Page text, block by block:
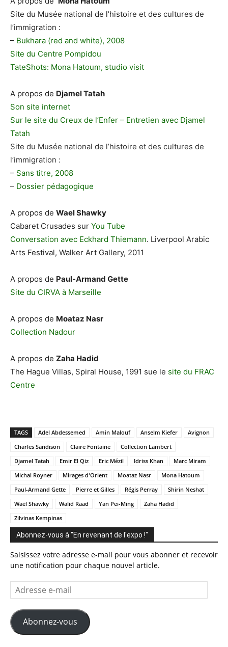
Site du Musée national de l’histoire et des cultures de
l’immigration :
– Bukhara (red and white), 2008
Site du Centre Pompidou
TateShots: Mona Hatoum, studio visit
A propos de Djamel Tatah
Son site internet
Sur le site du Creux de l’Enfer – Entretien avec Djamel
Tatah
Site du Musée national de l’histoire et des cultures de
l’immigration :
– Sans titre, 2008
– Dossier pédagogique
A propos de Wael Shawky
Cabaret Crusades sur You Tube
Conversation avec Eckhard Thiemann. Liverpool Arabic
Arts Festival, Walker Art Gallery, 2011
A propos de Paul-Armand Gette
Site du CIRVA à Marseille
A propos de Moataz Nasr
Collection Nadour
A propos de Zaha Hadid
The Hague Villas, Spiral House, 1991 sue le site du FRAC
Centre
TAGS Adel Abdessemed Amin Malouf Anselm Kiefer
Avignon
Charles Sandison
Claire Fontaine
Collection Lambert
Djamel Tatah
Emir El Qiz Eric Mézil Idriss Khan
Marc Miram
Michal Royner
Mirages d'Orient Moataz Nasr
Mona Hatoum
Paul-Armand Gette
Pierre et Gilles Régis Perray
Shirin Neshat
Waël Shawky
Walid Raad Yan Pei-Ming
Zaha Hadid
Zilvinas Kempinas
Abonnez-vous à "En revenant de l'expo !"
Saisissez votre adresse e-mail pour vous abonner et recevoir
une notification pour chaque nouvel article.
Adresse
e-
mail
Abonnez-vous